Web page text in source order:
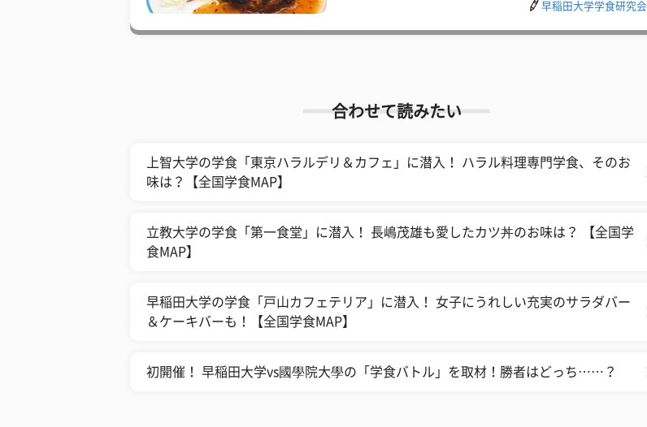
早稲田大学学食研究会
合わせて読みたい
上智大学の学食「東京ハラルデリ＆カフェ」に潜入！ ハラル料理専門学食、そのお
味は？【全国学食MAP】
立教大学の学食「第一食堂」に潜入！ 長嶋茂雄も愛したカツ丼のお味は？ 【全国学
食MAP】
早稲田大学の学食「戸山カフェテリア」に潜入！ 女子にうれしい充実のサラダバー
＆ケーキバーも！【全国学食MAP】
初開催！ 早稲田大学vs國學院大學の「学食バトル」を取材！勝者はどっち……？